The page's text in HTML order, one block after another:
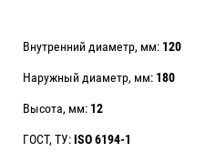
Внутренний диаметр, мм: 120
Наружный диаметр, мм: 180
Высота, мм: 12
ГОСТ, ТУ:ISO 6194-1